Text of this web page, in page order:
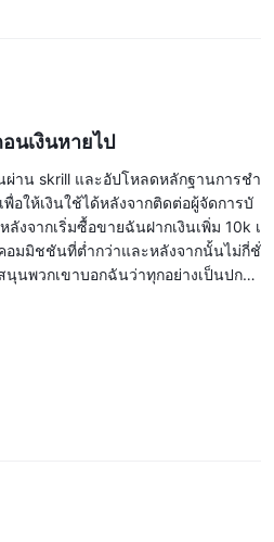
พวกเขาเสนอสเปรดที่ต่ำมากหรือ
เปรดที่ต่ำกว่านี้มาพร้อมกับค่า
งดัชนีหุ้น เช่นเดียวกับ STP Classic
อมมิชชันเล็กน้อย
ดเดอร์ 4 (MT4)แพลตฟอร์มการซื้อ
เสนอคุณสมบัติที่หลากหลายเพื่อช่วย
มกลยุทธ์ ซึ่งเป็นหนึ่งในแพลตฟอร์มการ
นอย่างแพร่หลายที่สุดในโลก มีให้
ถึง
ากและถอนเงินที่หลากหลาย รวมถึง
Postepay, Giro Pay, Swift,
ทำการในการดำเนินการฝากเงิน
Maestro, Skrill, Neteller
รกเกอร์ที่ร้ายแรงและพวกเขาเป็น M
นเงินหายไป
ผ่าน skrill และอัปโหลดหลักฐานการชำ
อให้เงินใช้ได้หลังจากติดต่อผู้จัดการบั
จากเริ่มซื้อขายฉันฝากเงินเพิ่ม 10k เ
อมมิชชันที่ต่ำกว่าและหลังจากนั้นไม่กี่ชั่
นพวกเขาบอกฉันว่าทุกอย่างเป็นปกติกั
นฝาก + ผลกำไร 760 $ หลังจากฉันร
ถอนเงินเงินถูกส่งกลับไปยัง Swiss Mar
พวกเขาด้วยเหตุผลบางอย่างไม่ดำเนิน
อสู้พวกเขายังคงสอบสวนคดีอยู่ ... ระวั